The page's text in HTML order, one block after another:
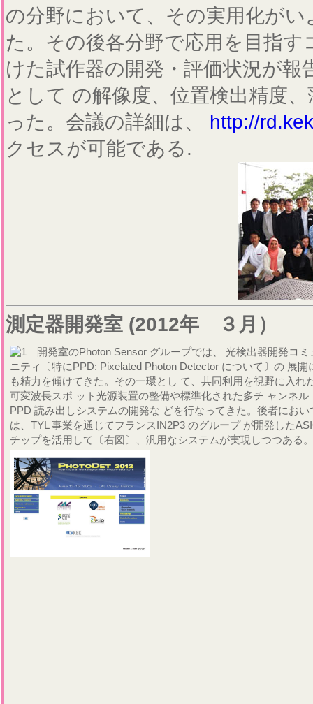
の分野において、その実用化が
た。その後各分野で応用を目指
けた試作器の開発・評価状況が
として の解像度、位置検出精度
った。会議の詳細は、 http://
クセスが可能である.
測定器開発室 (2012年 ３月）
開発室のPhoton Sensor グループでは、 光検出器開発コミ
ニティ〔特にPPD: Pixelated Photon Detector について〕の 展開
も精力を傾けてきた。その一環とし て、共同利用を視野に入れ
可変波長スポ ット光源装置の整備や標準化された多チ ャンネル
PPD 読み出しシステムの開発な どを行なってきた。後者におい
は、TYL 事業を通じてフランスIN2P3 のグループ が開発した
チップを活用して〔右図〕、汎用なシステムが実現しつつある。